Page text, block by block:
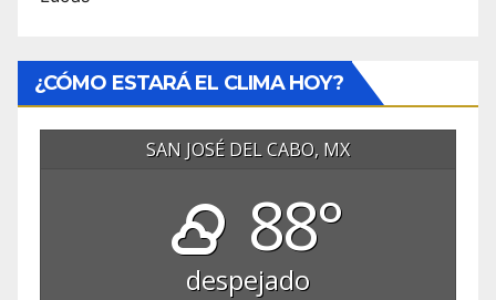
¿CÓMO ESTARÁ EL CLIMA HOY?
SAN JOSÉ DEL CABO, MX
88°
despejado